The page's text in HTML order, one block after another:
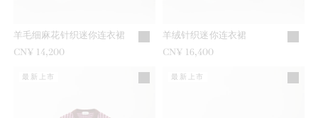
羊毛细麻花针织迷你连衣裙
CN¥ 14,200
羊绒针织迷你连衣裙
CN¥ 16,400
最新上市 最新上市